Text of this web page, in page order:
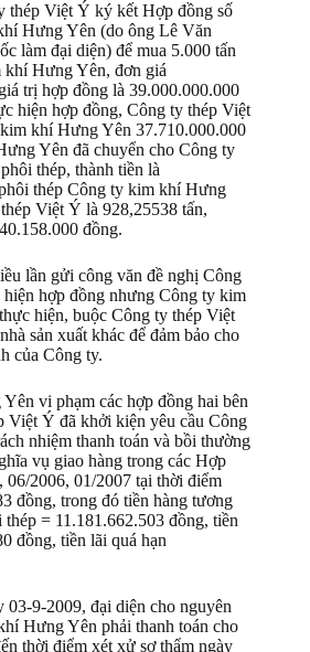
thép Việt Ý ký kết Hợp đồng số
Hưng Yên (do ông Lê Văn
làm đại diện) để mua 5.000 tấn
khí Hưng Yên, đơn giá
trị hợp đồng là 39.000.000.000
hiện hợp đồng, Công ty thép Việt
khí Hưng Yên 37.710.000.000
Yên đã chuyển cho Công ty
thép, thành tiền là
thép Công ty kim khí Hưng
Việt Ý là 928,25538 tấn,
đồng.
lần gửi công văn đề nghị Công
hợp đồng nhưng Công ty kim
hiện, buộc Công ty thép Việt
sản xuất khác để đảm bảo cho
của Công ty.
vi phạm các hợp đồng hai bên
Việt Ý đã khởi kiện yêu cầu Công
nhiệm thanh toán và bồi thường
vụ giao hàng trong các Hợp
06/2006, 01/2007 tại thời điểm
đồng, trong đó tiền hàng tương
= 11.181.662.503 đồng, tiền
đồng, tiền lãi quá hạn
03-9-2009, đại diện cho nguyên
Hưng Yên phải thanh toán cho
thời điểm xét xử sơ thẩm ngày